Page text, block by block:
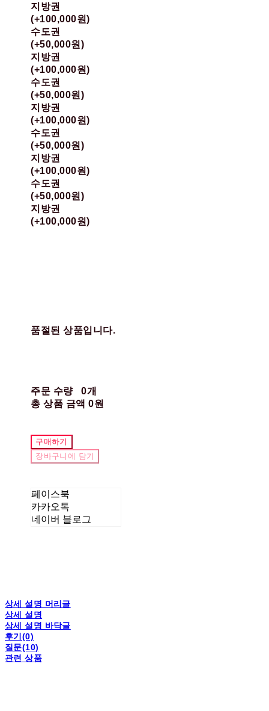
지방권
(+100,000원)
수도권
(+50,000원)
지방권
(+100,000원)
수도권
(+50,000원)
지방권
(+100,000원)
수도권
(+50,000원)
지방권
(+100,000원)
수도권
(+50,000원)
지방권
(+100,000원)
품절된 상품입니다.
주문 수량
0개
총 상품 금액 0원
구매하기
장바구니에 담기
페이스북
카카오톡
네이버 블로그
상세 설명 머리글
상세 설명
상세 설명 바닥글
후기(0)
질문(10)
관련 상품